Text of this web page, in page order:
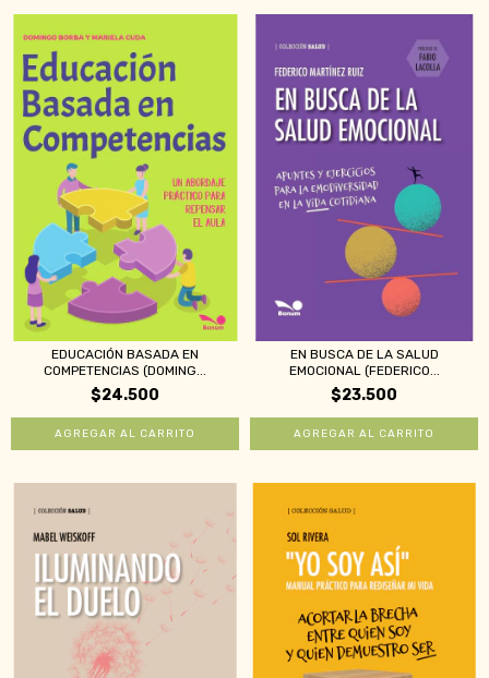
EDUCACIÓN BASADA EN
COMPETENCIAS (DOMING...
$24.500
EN BUSCA DE LA SALUD
EMOCIONAL (FEDERICO...
$23.500